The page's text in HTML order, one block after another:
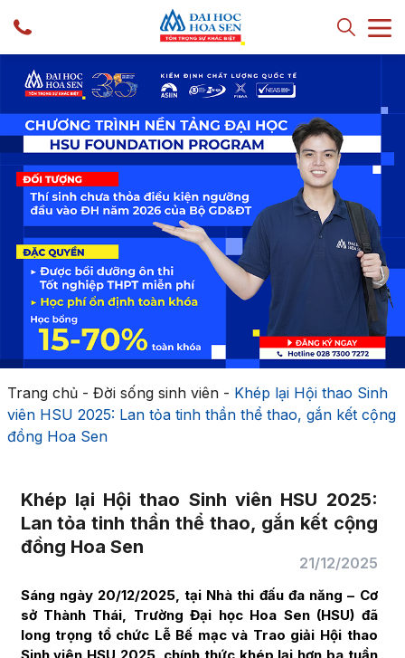
Trang chủ- Đời sống sinh viên- Khép lại Hội thao Sinh
viên HSU 2025: Lan tỏa tinh thần thể thao, gắn kết cộng
đồng Hoa Sen
Khép lại Hội thao Sinh viên HSU 2025:
Lan tỏa tinh thần thể thao, gắn kết cộng
đồng Hoa Sen
21/12/2025
Sáng ngày 20/12/2025, tại Nhà thi đấu đa năng – Cơ
sở Thành Thái, Trường Đại học Hoa Sen (HSU) đã
long trọng tổ chức Lễ Bế mạc và Trao giải Hội thao